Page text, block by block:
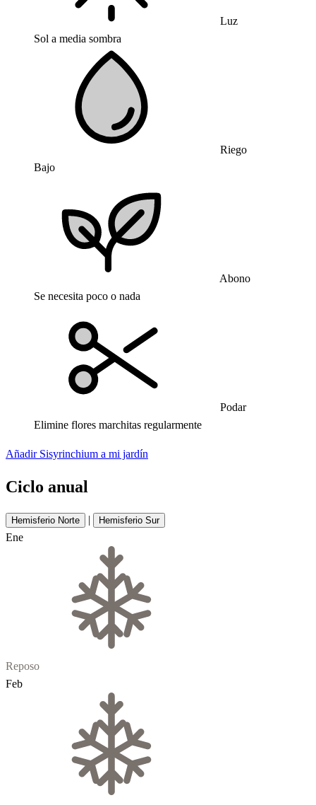
Luz
Sol a media sombra
Riego
Bajo
Abono
Se necesita poco o nada
Podar
Elimine flores marchitas regularmente
Añadir Sisyrinchium a mi jardín
Ciclo anual
Hemisferio Norte | Hemisferio Sur
Ene
Reposo
Feb